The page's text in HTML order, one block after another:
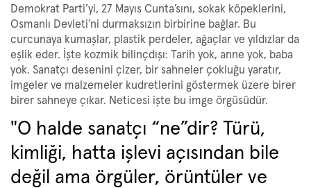
Demokrat Parti’yi, 27 Mayıs Cunta’sını, sokak köpeklerini,
Osmanlı Devleti’ni durmaksızın birbirine bağlar. Bu
curcunaya kumaşlar, plastik perdeler, ağaçlar ve yıldızlar da
eşlik eder. İşte kozmik bilinçdışı: Tarih yok, anne yok, baba
yok. Sanatçı desenini çizer, bir sahneler çokluğu yaratır,
imgeler ve malzemeler kudretlerini göstermek üzere birer
birer sahneye çıkar. Neticesi işte bu imge örgüsüdür.
"O halde sanatçı “ne”dir? Türü,
kimliği, hatta işlevi açısından bile
değil ama örgüler, örüntüler ve